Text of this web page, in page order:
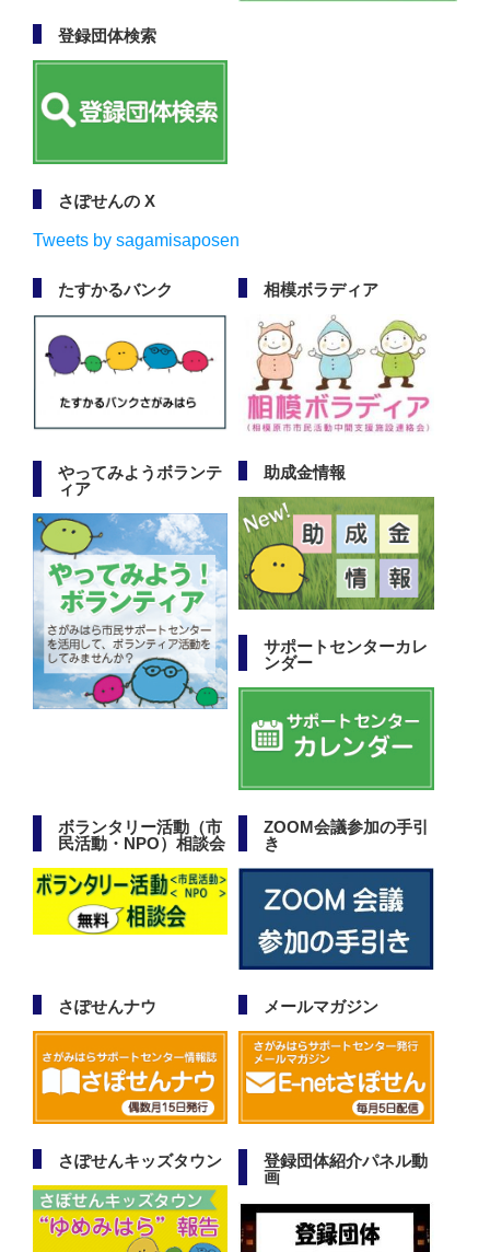
登録団体検索
さぽせんの X
Tweets by sagamisaposen
たすかるバンク 相模ボラディア
やってみようボランテ
ィア
助成金情報
サポートセンターカレ
ンダー
ボランタリー活動（市
民活動・NPO）相談会
ZOOM会議参加の手引
き
さぽせんナウ メールマガジン
さぽせんキッズタウン
登録団体紹介パネル動
画